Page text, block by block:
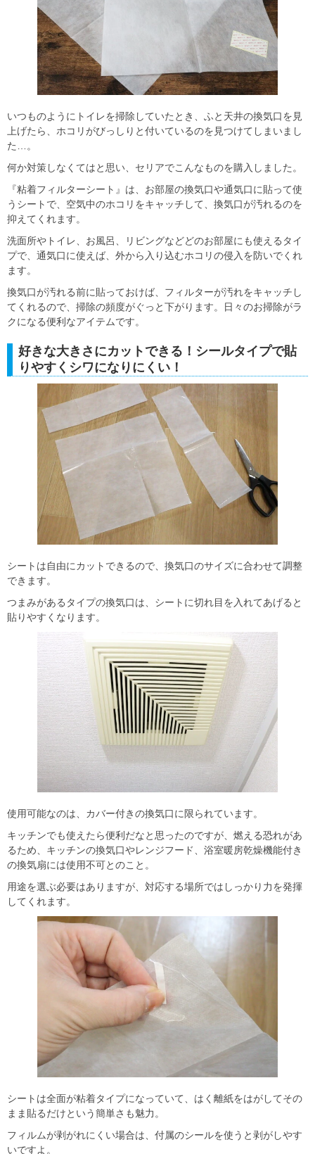
いつものようにトイレを掃除していたとき、ふと天井の換気口を見
上げたら、ホコリがびっしりと付いているのを見つけてしまいまし
た…。
何か対策しなくてはと思い、セリアでこんなものを購入しました。
『粘着フィルターシート』は、お部屋の換気口や通気口に貼って使
うシートで、空気中のホコリをキャッチして、換気口が汚れるのを
抑えてくれます。
洗面所やトイレ、お風呂、リビングなどどのお部屋にも使えるタイ
プで、通気口に使えば、外から入り込むホコリの侵入を防いでくれ
ます。
換気口が汚れる前に貼っておけば、フィルターが汚れをキャッチし
てくれるので、掃除の頻度がぐっと下がります。日々のお掃除がラ
クになる便利なアイテムです。
好きな大きさにカットできる！シールタイプで貼
りやすくシワになりにくい！
シートは自由にカットできるので、換気口のサイズに合わせて調整
できます。
つまみがあるタイプの換気口は、シートに切れ目を入れてあげると
貼りやすくなります。
使用可能なのは、カバー付きの換気口に限られています。
キッチンでも使えたら便利だなと思ったのですが、燃える恐れがあ
るため、キッチンの換気口やレンジフード、浴室暖房乾燥機能付き
の換気扇には使用不可とのこと。
用途を選ぶ必要はありますが、対応する場所ではしっかり力を発揮
してくれます。
シートは全面が粘着タイプになっていて、はく離紙をはがしてその
まま貼るだけという簡単さも魅力。
フィルムが剥がれにくい場合は、付属のシールを使うと剥がしやす
いですよ。